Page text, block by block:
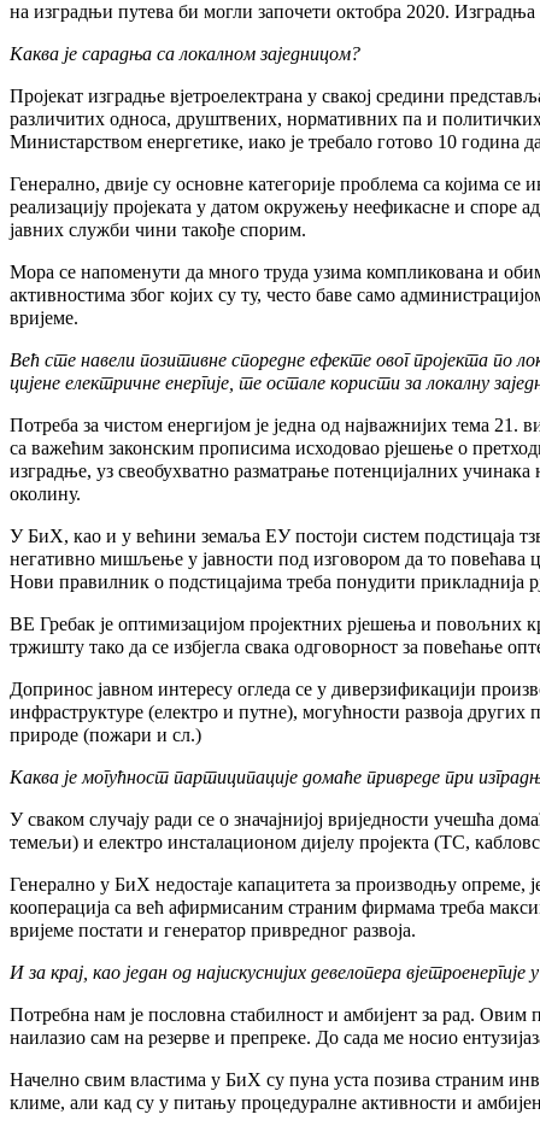
на изградњи путева би могли започети октобра 2020.
Каква је сарадња са локалном заједницом?
Пројекат изградње вјетроелектрана у свакој средини
различитих односа, друштвених, нормативних па и
Министарством енергетике, иако је требало готово 10
Генерално, двије су основне категорије проблема са којима
реализацију пројеката у датом окружењу неефикасне и споре
јавних служби чини такође спорим.
Мора се напоменути да много труда узима компликована и
активностима због којих су ту, често баве само
вријеме.
Већ сте навели позитивне споредне ефекте овог пројекта по
цијене електричне енергије, те остале користи за локалну
Потреба за чистом енергијом је једна од најважнијих тема 21.
са важећим законским прописима исходовао рјешење о
изградње, уз свеобухватно разматрање потенцијалних
околину.
У БиХ, као и у већини земаља ЕУ постоји систем подстицаја
негативно мишљење у јавности под изговором да то повећава
Нови правилник о подстицајима треба понудити
ВЕ Гребак је оптимизацијом пројектних рјешења и повољних
тржишту тако да се избјегла свака одговорност за повећање
Допринос јавном интересу огледа се у диверзификацији
инфраструктуре (електро и путне), могућности развоја других
природе (пожари и сл.)
Каква је могућност партиципације домаће привреде при
У сваком случају ради се о значајнијој вриједности учешћа
темељи) и електро инсталационом дијелу пројекта (ТС,
Генерално у БиХ недостаје капацитета за производњу опреме,
кооперација са већ афирмисаним страним фирмама треба
вријеме постати и генератор привредног развоја.
И за крај, као један од најискуснијих девелопера
Потребна нам је пословна стабилност и амбијент за рад. Овим
наилазио сам на резерве и препреке. До сада ме носио
Начелно свим властима у БиХ су пуна уста позива страним
климе, али кад су у питању процедуралне активности и